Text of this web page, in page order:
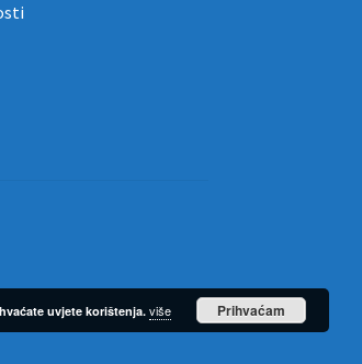
uvjete korištenja.više Prihvaćam